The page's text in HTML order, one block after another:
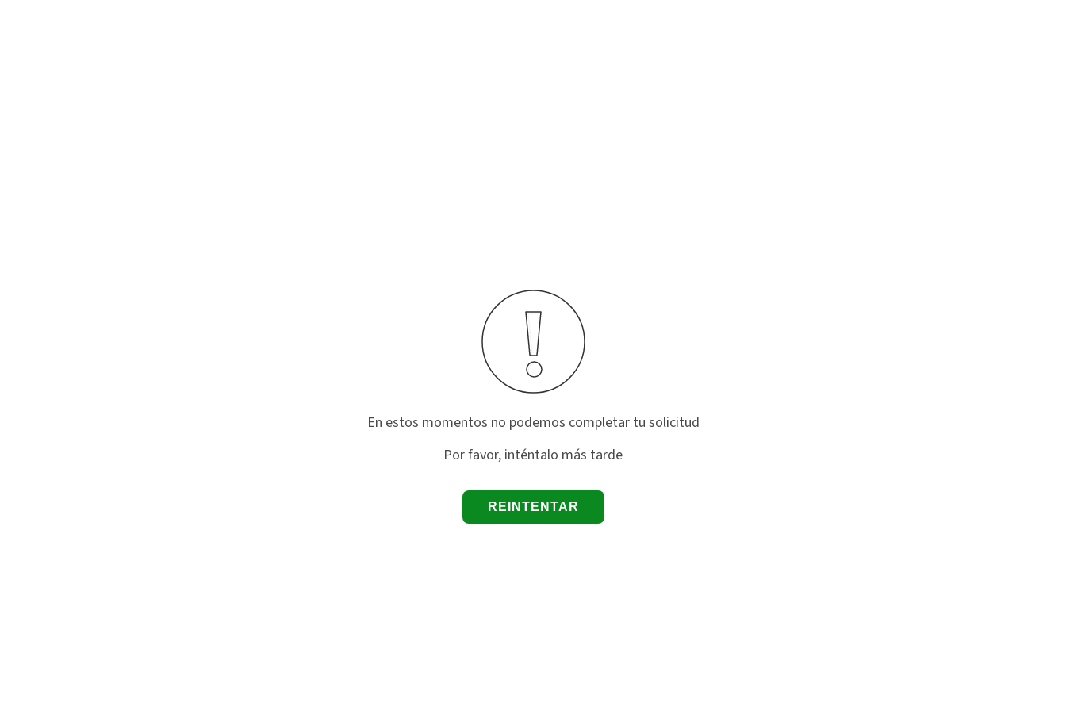
En estos momentos no podemos completar tu solicitud
Por favor, inténtalo más tarde
REINTENTAR